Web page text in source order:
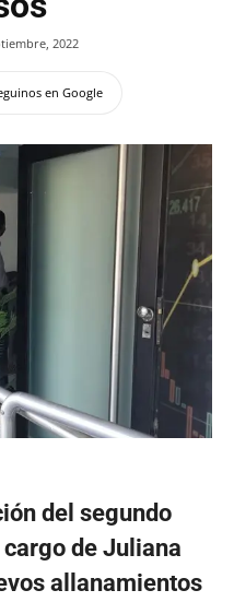
2022
en Google
del segundo
de Juliana
allanamientos